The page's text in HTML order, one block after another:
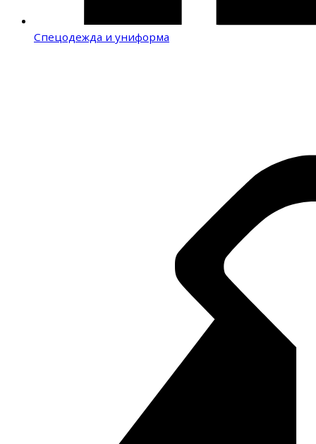
Спецодежда и униформа